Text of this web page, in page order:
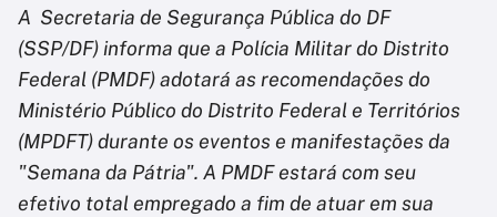
A Secretaria de Segurança Pública do DF
(SSP/DF) informa que a Polícia Militar do Distrito
Federal (PMDF) adotará as recomendações do
Ministério Público do Distrito Federal e Territórios
(MPDFT) durante os eventos e manifestações da
"Semana da Pátria". A PMDF estará com seu
efetivo total empregado a fim de atuar em sua